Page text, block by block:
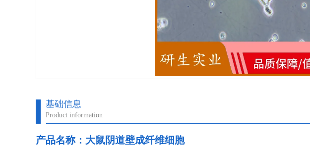
基础信息
Product information
产品名称： 大鼠阴道壁成纤维细胞